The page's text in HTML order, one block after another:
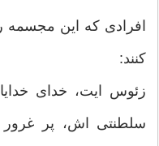
افرادی که این مجسمه
کنند:
زئوس ایت، خدای
سلطنتی اش، پر غرور